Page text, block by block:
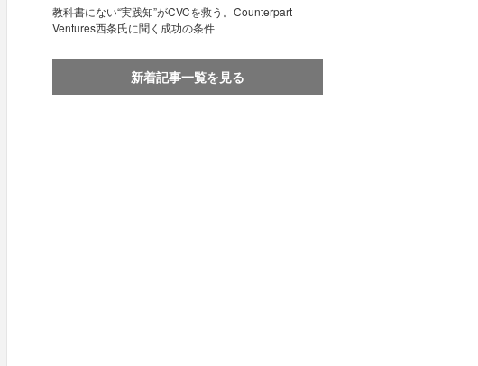
教科書にない“実践知”がCVCを救う。Counterpart
Ventures西条氏に聞く成功の条件
新着記事一覧を見る